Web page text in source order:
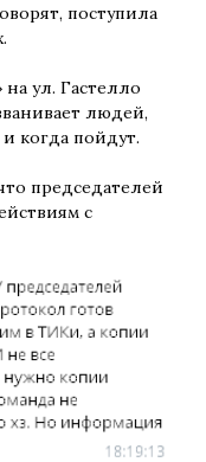
поступила
на ул. Гастелло
людей,
когда пойдут.
председателей
с